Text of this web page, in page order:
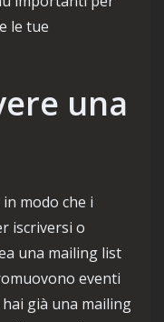
le tue
una
modo che i
iscriversi o
una mailing list
eventi
già una mailing